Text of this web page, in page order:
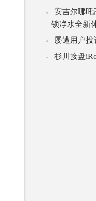
安吉尔哪吒
锁净水全新
屡遭用户投
杉川接盘